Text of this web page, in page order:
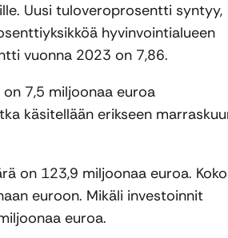
Uusi tuloveroprosentti syntyy,
hyvinvointialueen
vuonna 2023 on 7,86.
7,5 miljoonaa euroa
käsitellään erikseen
on 123,9 miljoonaa euroa. Koko
euroon. Mikäli investoinnit
euroa.